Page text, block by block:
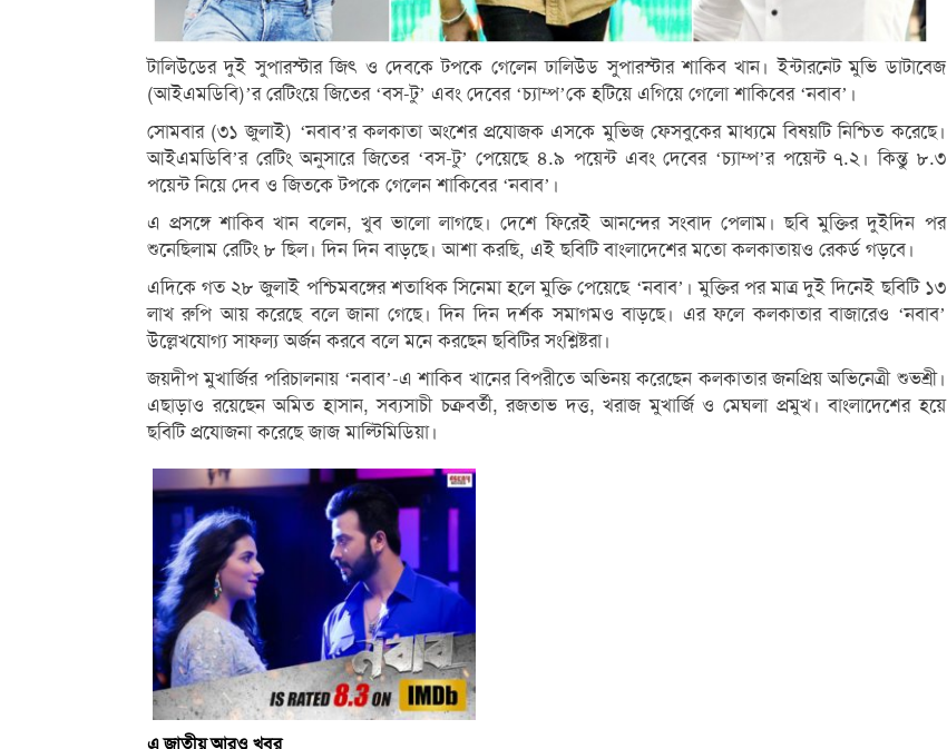
টালিউডের দুই সুপারস্টার জিৎ ও দেবকে টপকে গেলেন ঢালিউড সুপারস্টার শাকিব খান। ইন্টারনেট মুভি ডাটাবেজ
(আইএমডিবি)’র রেটিংয়ে জিতের ‘বস-টু’ এবং দেবের ‘চ্যাম্প’কে হটিয়ে এগিয়ে গেলো শাকিবের ‘নবাব’।
সোমবার (৩১ জুলাই) ‘নবাব’র কলকাতা অংশের প্রযোজক এসকে মুভিজ ফেসবুকের মাধ্যমে বিষয়টি নিশ্চিত করেছে।
আইএমডিবি’র রেটিং অনুসারে জিতের ‘বস-টু’ পেয়েছে ৪.৯ পয়েন্ট এবং দেবের ‘চ্যাম্প’র পয়েন্ট ৭.২। কিন্তু ৮.৩
পয়েন্ট নিয়ে দেব ও জিতকে টপকে গেলেন শাকিবের ‘নবাব’।
এ প্রসঙ্গে শাকিব খান বলেন, খুব ভালো লাগছে। দেশে ফিরেই আনন্দের সংবাদ পেলাম। ছবি মুক্তির দুইদিন পর
শুনেছিলাম রেটিং ৮ ছিল। দিন দিন বাড়ছে। আশা করছি, এই ছবিটি বাংলাদেশের মতো কলকাতায়ও রেকর্ড গড়বে।
এদিকে গত ২৮ জুলাই পশ্চিমবঙ্গের শতাধিক সিনেমা হলে মুক্তি পেয়েছে ‘নবাব’। মুক্তির পর মাত্র দুই দিনেই ছবিটি ১৩
লাখ রুপি আয় করেছে বলে জানা গেছে। দিন দিন দর্শক সমাগমও বাড়ছে। এর ফলে কলকাতার বাজারেও ‘নবাব’
উল্লেখযোগ্য সাফল্য অর্জন করবে বলে মনে করছেন ছবিটির সংশ্লিষ্টরা।
জয়দীপ মুখার্জির পরিচালনায় ‘নবাব’-এ শাকিব খানের বিপরীতে অভিনয় করেছেন কলকাতার জনপ্রিয় অভিনেত্রী শুভশ্রী।
এছাড়াও রয়েছেন অমিত হাসান, সব্যসাচী চক্রবর্তী, রজতাভ দত্ত, খরাজ মুখার্জি ও মেঘলা প্রমুখ। বাংলাদেশের হয়ে
ছবিটি প্রযোজনা করেছে জাজ মাল্টিমিডিয়া।